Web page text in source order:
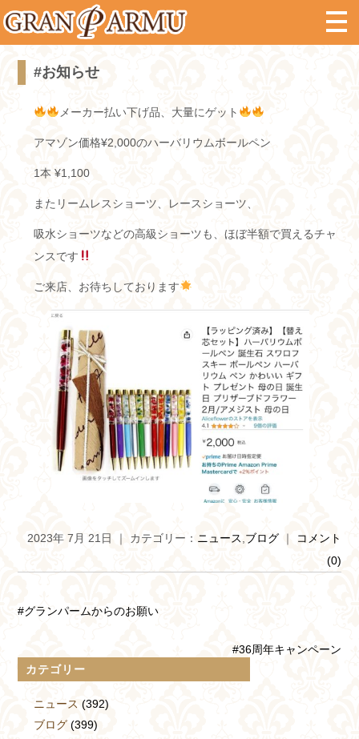
#お知らせ
メーカー払い下げ品、大量にゲット
アマゾン価格¥2,000のハーバリウムボールペン
1本 ¥1,100
またリームレスショーツ、レースショーツ、
吸水ショーツなどの高級ショーツも、ほぼ半額で買えるチャ
ンスです
ご来店、お待ちしております
2023年 7月 21日 ｜ カテゴリー： ニュース ブログ ｜
コメント
(0)
#グランパームからのお願い
#36周年キャンペーン
カテゴリー
ニュース (392)
ブログ(399)